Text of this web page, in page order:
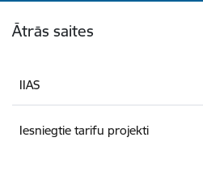
Ātrās saites
IIAS
Iesniegtie tarifu projekti